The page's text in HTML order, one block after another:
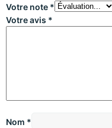
Votre note *
Votre avis *
Nom *